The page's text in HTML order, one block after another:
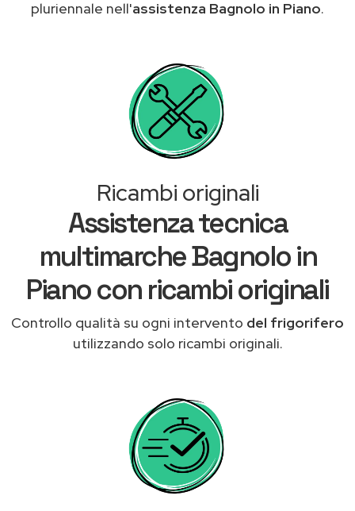
pluriennale nell'assistenza Bagnolo in Piano.
Ricambi originali
Assistenza tecnica
multimarche Bagnolo in
Piano con ricambi originali
Controllo qualità su ogni intervento del frigorifero
utilizzando solo ricambi originali.